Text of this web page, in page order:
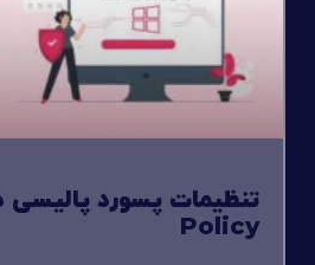
Policy